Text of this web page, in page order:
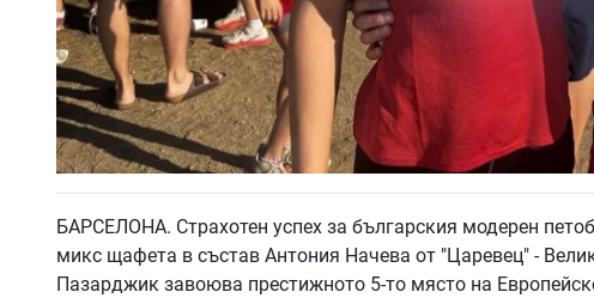
БАРСЕЛОНА. Страхотен успех за българския модерен
микс щафета в състав Антония Начева от "Царевец" -
Пазарджик завоюва престижното 5-то място на